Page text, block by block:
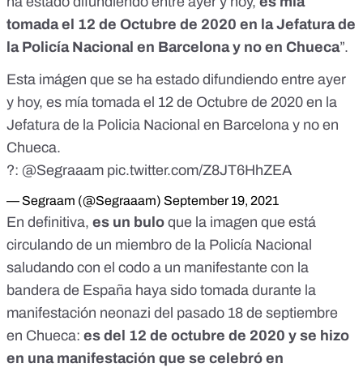
tomada el 12 de Octubre de 2020 en la Jefatura de
la Policía Nacional en Barcelona y no en Chueca”.
Esta imágen que se ha estado difundiendo entre ayer
y hoy, es mía tomada el 12 de Octubre de 2020 en la
Jefatura de la Policia Nacional en Barcelona y no en
Chueca.
?: @Segraaam pic.twitter.com/Z8JT6HhZEA
— Segraam (@Segraaam) September 19, 2021
En definitiva, es un bulo que la imagen que está
circulando de un miembro de la Policía Nacional
saludando con el codo a un manifestante con la
bandera de España haya sido tomada durante la
manifestación neonazi del pasado 18 de septiembre
en Chueca: es del 12 de octubre de 2020 y se hizo
en una manifestación que se celebró en